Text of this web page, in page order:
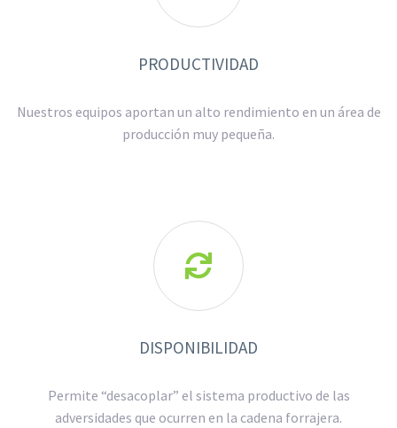
PRODUCTIVIDAD
Nuestros equipos aportan un alto rendimiento en un área de
producción muy pequeña.

DISPONIBILIDAD
Permite “desacoplar” el sistema productivo de las
adversidades que ocurren en la cadena forrajera.